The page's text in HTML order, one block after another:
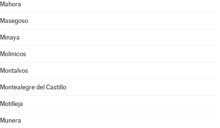
Mahora
Masegoso
Minaya
Molinicos
Montalvos
Montealegre del Castillo
Motilleja
Munera